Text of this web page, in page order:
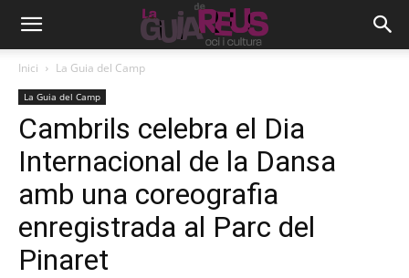
Inici La Guia del Camp
La Guia del Camp
Cambrils celebra el Dia
Internacional de la Dansa
amb una coreografia
enregistrada al Parc del
Pinaret